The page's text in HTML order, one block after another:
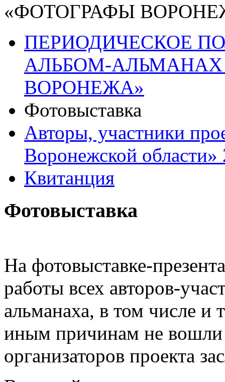
«ФОТОГРАФЫ
ПЕРИОДИЧЕСКОЕ
АЛЬБОМ-АЛЬМАНАХ
ВОРОНЕЖА»
Фотовыставка
Авторы, участники
Воронежской области»
Квитанция
Фотовыставка
На фотовыставке-
работы всех авторов-
альманаха, в том числе и
иным причинам не вошли
организаторов проекта